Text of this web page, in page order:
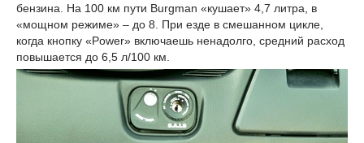
бензина. На 100 км пути Burgman «кушает» 4,7 литра, в
«мощном режиме» – до 8. При езде в смешанном цикле,
когда кнопку «Power» включаешь ненадолго, средний расход
повышается до 6,5 л/100 км.